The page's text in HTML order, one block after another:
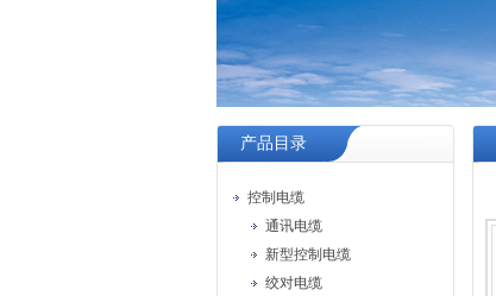
产品目录
控制电缆
通讯电缆
新型控制电缆
绞对电缆